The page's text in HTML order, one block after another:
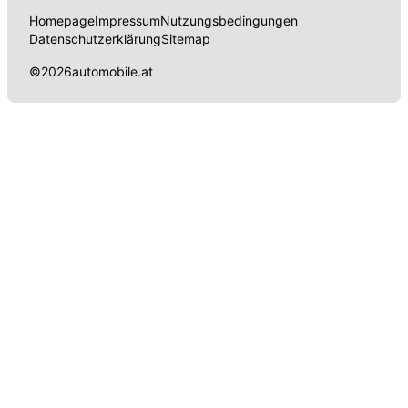
HomepageImpressumNutzungsbedingungen
DatenschutzerklärungSitemap
©2026automobile.at